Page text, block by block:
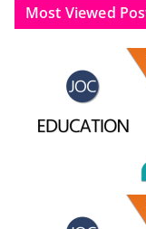
Most Viewed